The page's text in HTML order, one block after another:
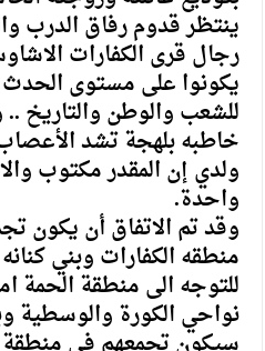
ينتظر قدوم رفاق الدرب
رجال قری الکفارات
يكونوا على مستوى الحدث
للشعب والوطن والتاريخ ..
خاطبه بلهجة تشد الأعصاب
ولدي إن المقدر مكتوب
واحدة.
وقد تم الاتفاق أن يكون
منطقه الكفارات وبني
للتوجه الى منطقة الحمة
نواحي الكورة والوسطية